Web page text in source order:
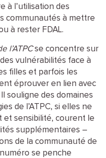
à l’utilisation des
communautés à mettre
à rester FDAL.
l’ATPCse concentre sur
vulnérabilités face à
filles et parfois les
éprouver en lien avec
Il souligne des domaines
de l’ATPC, si elles ne
et sensibilité, courent le
supplémentaires –
de la communauté de
se penche